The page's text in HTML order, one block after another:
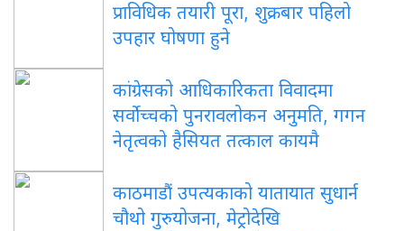
प्राविधिक तयारी पूरा, शुक्रबार पहिलो
उपहार घोषणा हुने
कांग्रेसको आधिकारिकता विवादमा
सर्वोच्चको पुनरावलोकन अनुमति, गगन
नेतृत्वको हैसियत तत्काल कायमै
काठमाडौं उपत्यकाको यातायात सुधार्न
चौथो गुरुयोजना, मेट्रोदेखि